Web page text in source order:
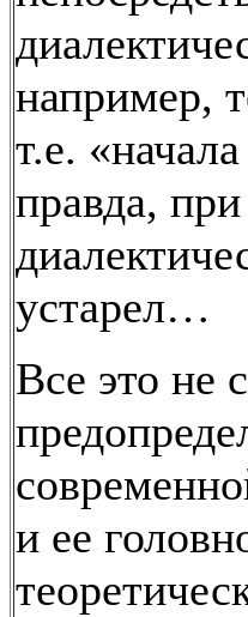
например,
т.е.
правда,
устарел…
Все это не
и ее